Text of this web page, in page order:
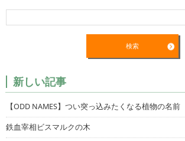
新しい記事
【ODD NAMES】つい突っ込みたくなる植物の名前
鉄血宰相ビスマルクの木